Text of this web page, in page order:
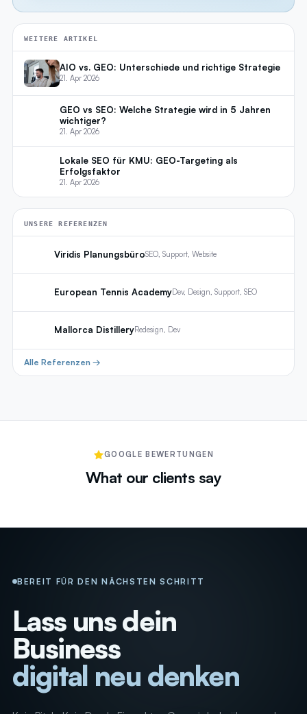
WEITERE ARTIKEL
AIO vs. GEO: Unterschiede und richtige Strategie
21. Apr 2026
GEO vs SEO: Welche Strategie wird in 5 Jahren
wichtiger?
21. Apr 2026
Lokale SEO für KMU: GEO-Targeting als
Erfolgsfaktor
21. Apr 2026
UNSERE REFERENZEN
Viridis PlanungsbüroSEO, Support, Website
European Tennis AcademyDev, Design, Support, SEO
Mallorca DistilleryRedesign, Dev
Alle Referenzen →
GOOGLE BEWERTUNGEN
What our clients say
BEREIT FÜR DEN NÄCHSTEN SCHRITT
Lass uns dein
Business
digital neu denken